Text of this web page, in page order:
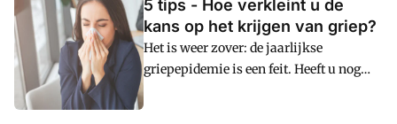
5 tips - Hoe verkleint u de
kans op het krijgen van griep?
Het is weer zover: de jaarlijkse
griepepidemie is een feit. Heeft u nog
nergens last van gehad? Good for you!
Maar hoe zorgt u nou dat u dit jaar niet